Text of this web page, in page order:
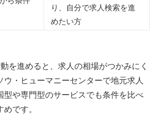
り、自分で求人検索を進
めたい方
を進めると、求人の相場がつかみにく
ウ・ヒューマニーセンターで地元求人
型や専門型のサービスでも条件を比べ
です。